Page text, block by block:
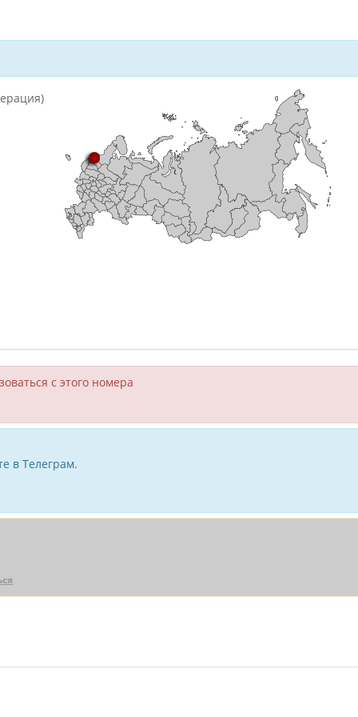
с этого номера
в Телеграм.